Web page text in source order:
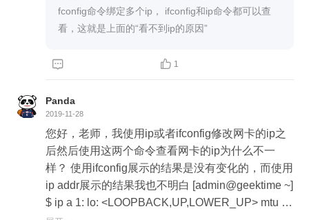
c88:aafa:6514 prefixlen 64 scopeid 0x20<link> 使
用172.28.29.147登录 root@DUYM2-PF1KYHPF:~
assword: Last login: Thu Nov 28 11:37:24 2019 fro
# ifconfig eth0: flags=4163<UP,BROADCAST,RUN
NING,MULTICAST> mtu 1500 inet 172.28.29.146
netmask 255.255.255.240 broadcast 172.28.29.15
9 inet6 fe80::6192:6c88:aafa:6514 prefixlen 64 sco
peid 0x20<link> 问题（2）使用ifconfig和ip addr命
令查看网关的信息为什么不一样呢？这种情况是设
置成了呢还是没有设置成功？ [root@geektime ~]# i
p addr 2: eth0: <BROADCAST,MULTICAST,UP,LO
fconfig命令绑定多个ip， ifconfig和ip命令都可以查
看，这就是上面的“看不到ip的原因”
  1
Panda
2019-11-28
您好，老师，我使用ip或者ifconfig修改网卡的ip之
后然后使用这两个命令查看网卡的ip为什么不一
样？ 使用ifconfig展示的结果是没有变化的，而使用
ip addr展示的结果我也不明白 [admin@geektime ~]
$ ip a 1: lo: <LOOPBACK,UP,LOWER_UP> mtu 65